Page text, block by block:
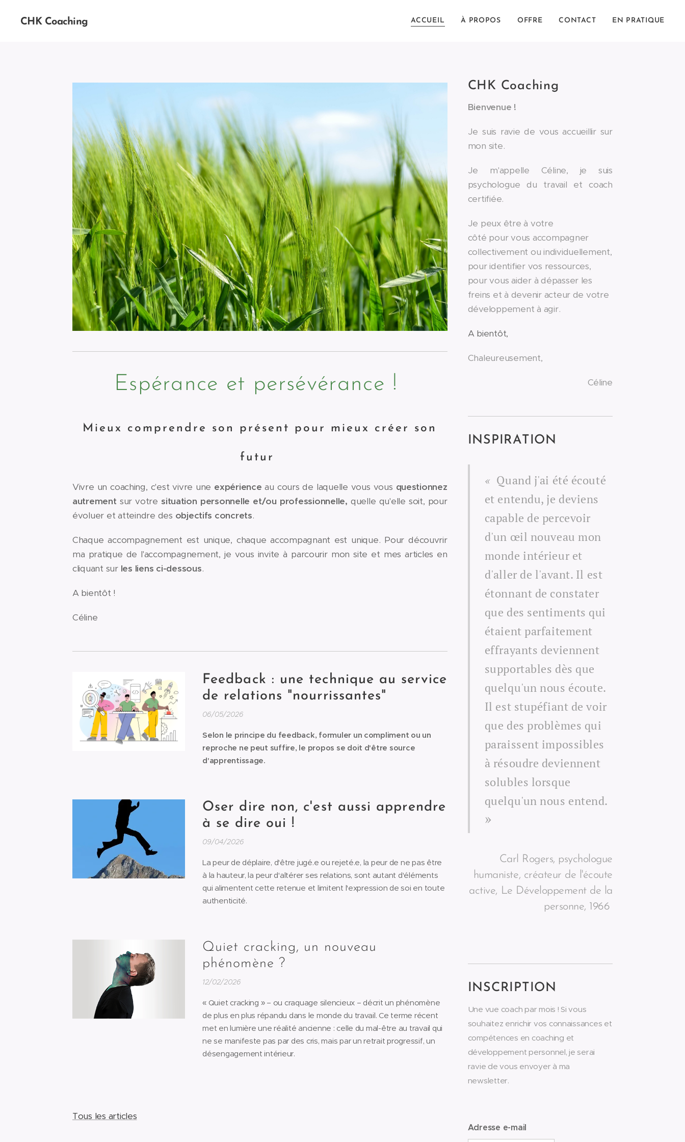
CHK Coaching ACCUEIL À PROPOS OFFRE CONTACT EN PRATIQUE
Espérance et persévérance !
Mieux comprendre son présent pour mieux créer son
futur
Vivre un coaching, c'est vivre une expérience au cours de laquelle vous vous questionnez
autrement sur votresituation personnelle et/ou professionnelle, quelle qu'elle soit, pour
évoluer et atteindre des objectifs concrets.
Chaque accompagnement est unique, chaque accompagnant est unique. Pour découvrir
ma pratique de l'accompagnement, je vous invite à parcourir mon site et mes articles en
cliquant sur les liens ci-dessous.
A bientôt !
Céline
Feedback : une technique au service
de relations "nourrissantes"
06/05/2026
Selon le principe du feedback, formuler un compliment ou un
reproche ne peut suffire, le propos se doit d'être source
d'apprentissage.
Oser dire non, c'est aussi apprendre
à se dire oui !
09/04/2026
La peur de déplaire, d'être jugé.e ou rejeté.e, la peur de ne pas être
à la hauteur, la peur d'altérer ses relations, sont autant d'éléments
qui alimentent cette retenue et limitent l'expression de soi en toute
authenticité.
Quiet cracking, un nouveau
phénomène ?
12/02/2026
« Quiet cracking » – ou craquage silencieux – décrit un phénomène
de plus en plus répandu dans le monde du travail. Ce terme récent
met en lumière une réalité ancienne : celle du mal-être au travail qui
ne se manifeste pas par des cris, mais par un retrait progressif, un
désengagement intérieur.
Tous les articles
CHK Coaching
Bienvenue !
Je suis ravie de vous accueillir sur
mon site.
Je m'appelle Céline, je suis
psychologue du travail et coach
certifiée.
Je peux être à votre
côté pour vous accompagner
collectivement ou individuellement,
pour identifier vos ressources,
pour vous aider à dépasser les
freins et à devenir acteur de votre
développement à agir.
A bientôt,
Chaleureusement,
Céline
INSPIRATION
« Quand j'ai été écouté
et entendu, je deviens
capable de percevoir
d'un œil nouveau mon
monde intérieur et
d'aller de l'avant. Il est
étonnant de constater
que des sentiments qui
étaient parfaitement
effrayants deviennent
supportables dès que
quelqu'un nous écoute.
Il est stupéfiant de voir
que des problèmes qui
paraissent impossibles
à résoudre deviennent
solubles lorsque
quelqu'un nous entend.
»
Carl Rogers, psychologue
humaniste, créateur de l'écoute
active, Le Développement de la
personne, 1966
INSCRIPTION
Une vue coach par mois ! Si vous
souhaitez enrichir vos connaissances et
compétences en coaching et
développement personnel, je serai
ravie de vous envoyer à ma
newsletter.
Adresse e-mail